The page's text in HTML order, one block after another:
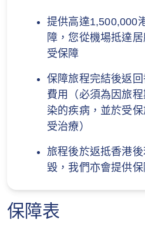
提供高達1,500,000
障，您從機場抵達
受保障
保障旅程完結後返
費用（必須為因旅
染的疾病，並於受
受治療）
旅程後於返抵香港
毀，我們亦會提供
保障表